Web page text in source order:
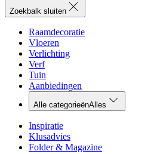
Zoekbalk sluiten
Raamdecoratie
Vloeren
Verlichting
Verf
Tuin
Aanbiedingen
Alle categorieënAlles
Inspiratie
Klusadvies
Folder & Magazine